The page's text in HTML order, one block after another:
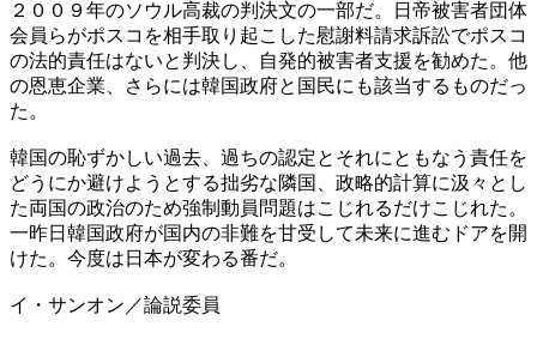
２００９年のソウル高裁の判決文の一部だ。日帝被害者団体
会員らがポスコを相手取り起こした慰謝料請求訴訟でポスコ
の法的責任はないと判決し、自発的被害者支援を勧めた。他
の恩恵企業、さらには韓国政府と国民にも該当するものだっ
た。
韓国の恥ずかしい過去、過ちの認定とそれにともなう責任を
どうにか避けようとする拙劣な隣国、政略的計算に汲々とし
た両国の政治のため強制動員問題はこじれるだけこじれた。
一昨日韓国政府が国内の非難を甘受して未来に進むドアを開
けた。今度は日本が変わる番だ。
イ・サンオン／論説委員